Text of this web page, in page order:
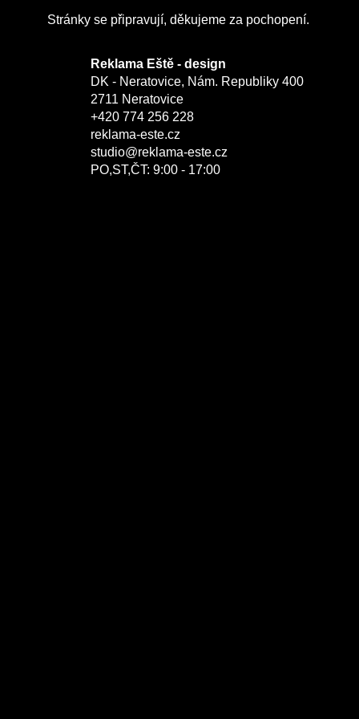
Stránky se připravují, děkujeme za pochopení.
Reklama Eště - design
DK - Neratovice, Nám. Republiky 400
2711 Neratovice
+420 774 256 228
reklama-este.cz
studio@reklama-este.cz
PO,ST,ČT: 9:00 - 17:00